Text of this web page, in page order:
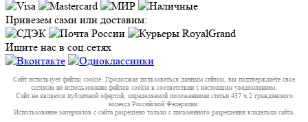
Привезем сами или доставим:
Ищите нас в соц.сетях
Сайт использует файлы cookie. Продолжая пользоваться данным сайтом, вы подтверждаете свое
согласие на использование файлов cookie в соответствии с настоящим уведомлением.
Сайт не является публичной офертой, определяемой положениями статьи 437 ч.2 гражданского
кодекса Российской Федерации.
Использование материалов с сайта разрешено только с письменного разрешения владельца сайта.